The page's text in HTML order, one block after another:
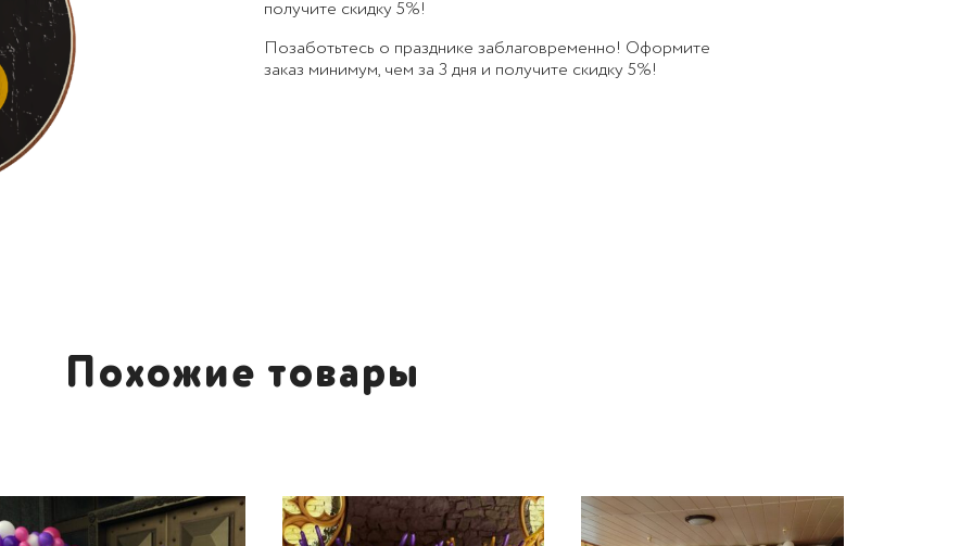
получите скидку 5%!
Позаботьтесь о празднике заблаговременно! Оформите
заказ минимум, чем за 3 дня и получите скидку 5%!
Похожие товары